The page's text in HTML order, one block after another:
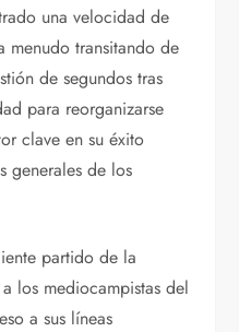
una velocidad de
menudo transitando de
de segundos tras
para reorganizarse
clave en su éxito
generales de los
partido de la
los mediocampistas del
a sus líneas